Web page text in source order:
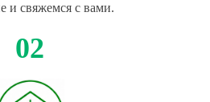
и свяжемся с вами.